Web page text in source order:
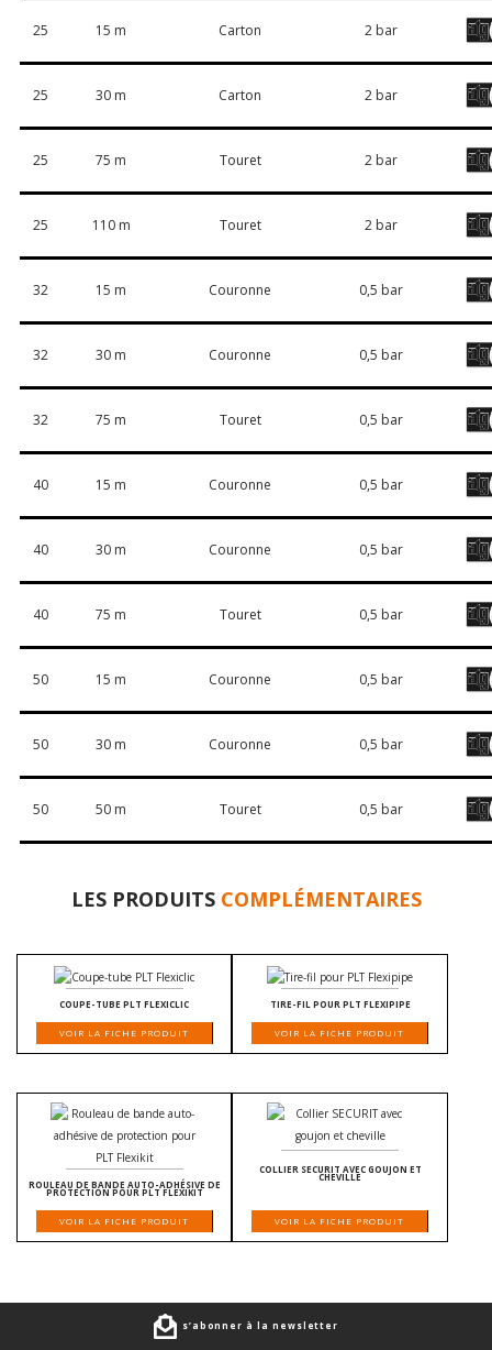
25 15 m Carton 2 bar
25 30 m Carton 2 bar
25 75 m Touret 2 bar
25 110 m Touret 2 bar
32 15 m Couronne 0,5 bar
32 30 m Couronne 0,5 bar
32 75 m Touret 0,5 bar
40 15 m Couronne 0,5 bar
40 30 m Couronne 0,5 bar
40 75 m Touret 0,5 bar
50 15 m Couronne 0,5 bar
50 30 m Couronne 0,5 bar
50 50 m Touret 0,5 bar
LES PRODUITS COMPLÉMENTAIRES
COUPE-TUBE PLT FLEXICLIC
VOIR LA FICHE PRODUIT
TIRE-FIL POUR PLT FLEXIPIPE
VOIR LA FICHE PRODUIT
ROULEAU DE BANDE AUTO-ADHÉSIVE DE
PROTECTION POUR PLT FLEXIKIT
VOIR LA FICHE PRODUIT
COLLIER SECURIT AVEC GOUJON ET
CHEVILLE
VOIR LA FICHE PRODUIT
s’abonner à la newsletter